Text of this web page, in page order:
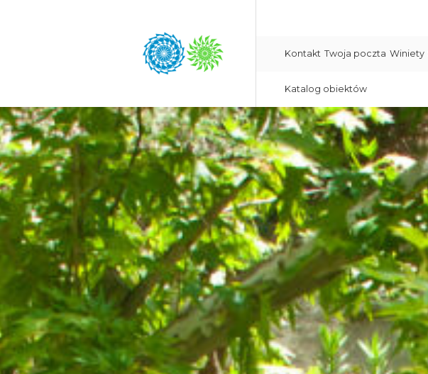
Kontakt Twoja poczta Winiety
Katalog obiektów